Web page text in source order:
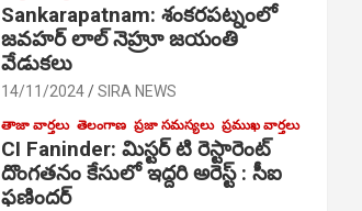
Sankarapatnam: శంకరపట్నంలో
జవహర్ లాల్ నెహ్రూ జయంతి
వేడుకలు
14/11/2024 SIRA NEWS
తాజా వార్తలు తెలంగాణ ప్రజా సమస్యలు ప్రముఖ వార్తలు
CI Faninder: మిస్టర్ టి రెస్టారెంట్
దొంగతనం కేసులో ఇద్దరి అరెస్ట్ : సీఐ
ఫణిందర్